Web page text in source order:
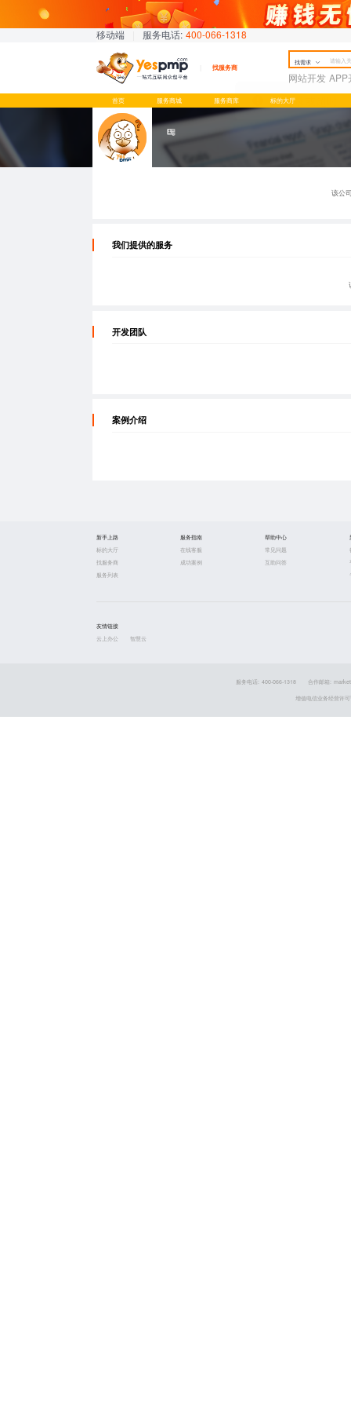
移动端 服务电话:400-066-1318
找服务商
找需求
网站开发 APP
首页 服务商城 服务商库 标的大厅
该公
我们提供的服务
开发团队
案例介绍
新手上路
标的大厅
找服务商
服务列表
服务指南
在线客服
成功案例
帮助中心
常见问题
互助问答
友情链接
云上办公
智慧云
服务电话: 400-066-1318 合作邮箱:
增值电信业务经营许